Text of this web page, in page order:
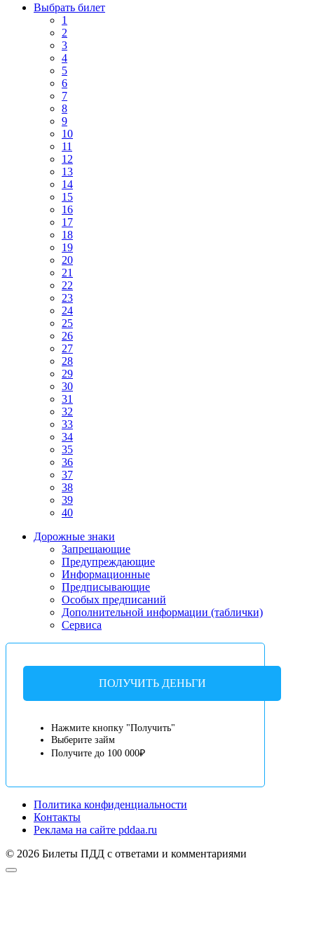
Выбрать билет
1
2
3
4
5
6
7
8
9
10
11
12
13
14
15
16
17
18
19
20
21
22
23
24
25
26
27
28
29
30
31
32
33
34
35
36
37
38
39
40
Дорожные знаки
Запрещающие
Предупреждающие
Информационные
Предписывающие
Особых предписаний
Дополнительной информации (таблички)
Сервиса
ПОЛУЧИТЬ ДЕНЬГИ
Нажмите кнопку "Получить"
Выберите займ
Получите до 100 000₽
Политика конфиденциальности
Контакты
Реклама на сайте pddaa.ru
© 2026 Билеты ПДД с ответами и комментариями